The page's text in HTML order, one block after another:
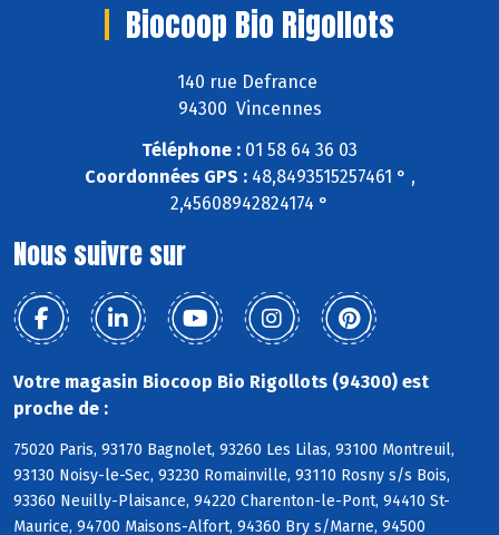
Biocoop Bio Rigollots
140 rue Defrance
94300 Vincennes
Téléphone : 01 58 64 36 03
Coordonnées GPS :48,8493515257461 ° ,
2,45608942824174 °
Nous suivre sur
Votre magasin Biocoop Bio Rigollots (94300) est
proche de :
75020 Paris, 93170 Bagnolet, 93260 Les Lilas, 93100 Montreuil,
93130 Noisy-le-Sec, 93230 Romainville, 93110 Rosny s/s Bois,
93360 Neuilly-Plaisance, 94220 Charenton-le-Pont, 94410 St-
Maurice, 94700 Maisons-Alfort, 94360 Bry s/Marne, 94500